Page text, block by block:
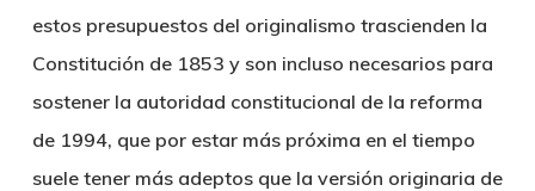
estos presupuestos del originalismo trascienden la
Constitución de 1853 y son incluso necesarios para
sostener la autoridad constitucional de la reforma
de 1994, que por estar más próxima en el tiempo
suele tener más adeptos que la versión originaria de